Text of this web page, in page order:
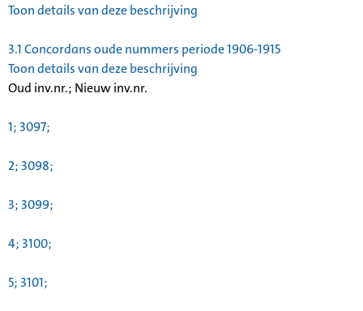
Toon details van deze beschrijving
3.1Concordans oude nummers periode 1906-1915
Toon details van deze beschrijving
Oud inv.nr.; Nieuw inv.nr.
1; 3097;
2; 3098;
3; 3099;
4; 3100;
5; 3101;